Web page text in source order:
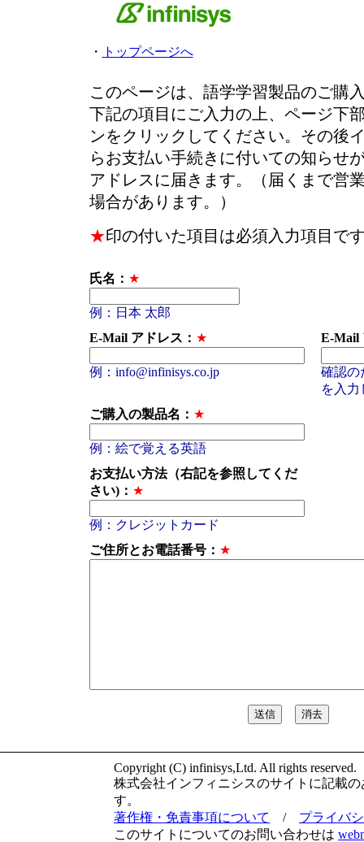
・ トップページへ
このページは、語学学習製品のご購
下記の項目にご入力の上、ページ下
ンをクリックしてください。その後
らお支払い手続きに付いての知らせ
アドレスに届きます。（届くまで営
場合があります。）
★印の付いた項目は必須入力項目で
氏名： ★
例：日本 太郎
E-Mail アドレス： ★ E-Mail
例：info@infinisys.co.jp
確認の
を入力
ご購入の製品名： ★
例：絵で覚える英語
お支払い方法（右記を参照してくだ
さい)： ★
例：クレジットカード
ご住所とお電話番号： ★
Copyright (C) infinisys,Ltd. All rights reserved.
株式会社インフィニシスのサイトに記載
す。
著作権・免責事項について
/ プライバ
このサイトについてのお問い合わせは